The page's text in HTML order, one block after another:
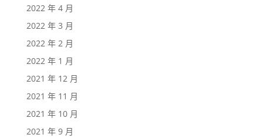
2022 年 4 月
2022 年 3 月
2022 年 2 月
2022 年 1 月
2021 年 12 月
2021 年 11 月
2021 年 10 月
2021 年 9 月